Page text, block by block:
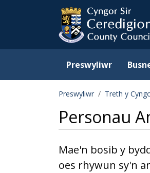
Skip to main content
Ceredigion
Preswyliwr
Preswyliwr Treth y
Personau
Mae'n bosib y
oes rhywun sy'n